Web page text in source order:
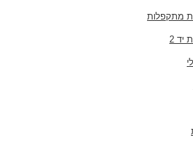
מתקפלות
יד 2